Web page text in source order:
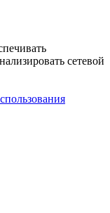
сетевой